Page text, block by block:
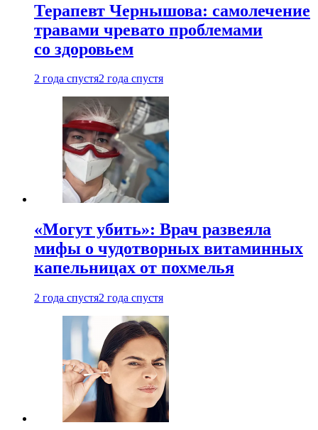
Терапевт Чернышова: самолечение
травами чревато проблемами
со здоровьем
2 года спустя2 года спустя
«Могут убить»: Врач развеяла
мифы о чудотворных витаминных
капельницах от похмелья
2 года спустя2 года спустя